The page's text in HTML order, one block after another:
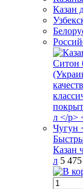
Казан
Казан
л 5